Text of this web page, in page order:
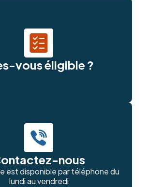
vous éligible ?
nous
est disponible par téléphone du
lundi au vendredi